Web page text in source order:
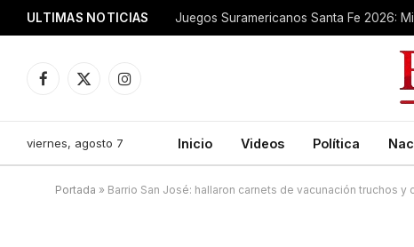
ULTIMAS NOTICIAS Juegos Suramericanos Santa Fe 2026:
Facebook
X
Instagram
viernes, agosto 7 Inicio Videos Política
Portada » Barrio San José: hallaron carnets de vacunación truchos y